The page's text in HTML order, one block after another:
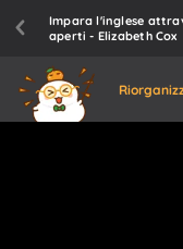
Impara l'inglese
aperti - Elizabeth Cox